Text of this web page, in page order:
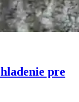
pre